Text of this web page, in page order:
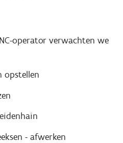
operator verwachten we
opstellen
- afwerken